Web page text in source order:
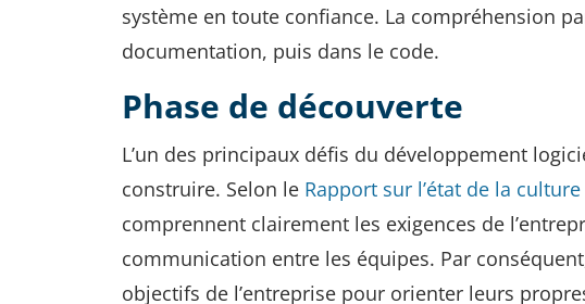
système en toute confiance. La compréhension
documentation, puis dans le code.
Phase de découverte
L’un des principaux défis du développement
construire. Selon le Rapport sur l’état de la
comprennent clairement les exigences de
communication entre les équipes. Par
objectifs de l’entreprise pour orienter leurs